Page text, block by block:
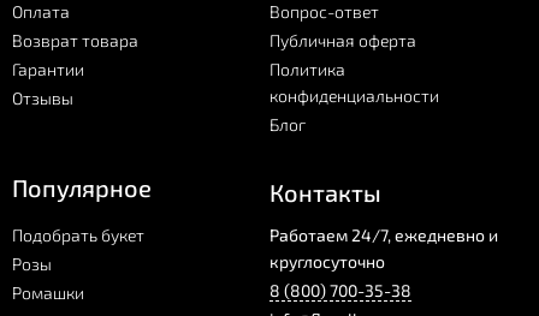
Оплата
Возврат товара
Гарантии
Отзывы
Вопрос-ответ
Публичная оферта
Политика
конфиденциальности
Блог
Популярное
Подобрать букет
Розы
Ромашки
Контакты
Работаем 24/7, ежедневно и
круглосуточно
8 (800) 700-35-38